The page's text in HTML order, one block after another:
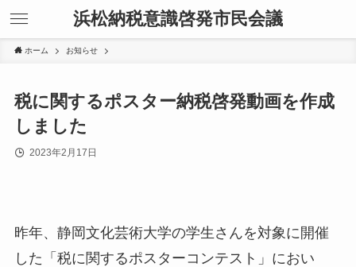
浜松納税意識啓発市民会議
ホーム お知らせ
税に関するポスター納税啓発動画を作成
しました
2023年2月17日
昨年、静岡文化芸術大学の学生さんを対象に開催
した「税に関するポスターコンテスト」におい